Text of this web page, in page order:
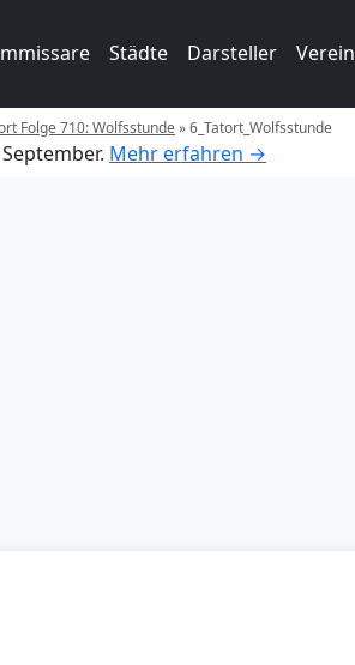
Städte Darsteller Verein
Folge 710: Wolfsstunde»6_Tatort_Wolfsstunde
Mehr erfahren →